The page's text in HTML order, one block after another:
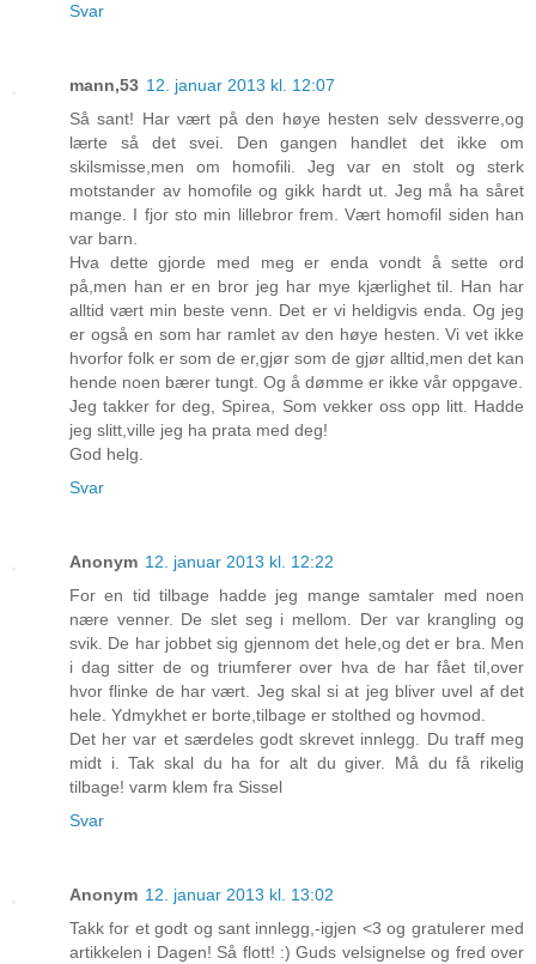
Svar
mann,53 12. januar 2013 kl. 12:07
Så sant! Har vært på den høye hesten selv dessverre,og
lærte så det svei. Den gangen handlet det ikke om
skilsmisse,men om homofili. Jeg var en stolt og sterk
motstander av homofile og gikk hardt ut. Jeg må ha såret
mange. I fjor sto min lillebror frem. Vært homofil siden han
var barn.
Hva dette gjorde med meg er enda vondt å sette ord
på,men han er en bror jeg har mye kjærlighet til. Han har
alltid vært min beste venn. Det er vi heldigvis enda. Og jeg
er også en som har ramlet av den høye hesten. Vi vet ikke
hvorfor folk er som de er,gjør som de gjør alltid,men det kan
hende noen bærer tungt. Og å dømme er ikke vår oppgave.
Jeg takker for deg, Spirea, Som vekker oss opp litt. Hadde
jeg slitt,ville jeg ha prata med deg!
God helg.
Svar
Anonym 12. januar 2013 kl. 12:22
For en tid tilbage hadde jeg mange samtaler med noen
nære venner. De slet seg i mellom. Der var krangling og
svik. De har jobbet sig gjennom det hele,og det er bra. Men
i dag sitter de og triumferer over hva de har fået til,over
hvor flinke de har vært. Jeg skal si at jeg bliver uvel af det
hele. Ydmykhet er borte,tilbage er stolthed og hovmod.
Det her var et særdeles godt skrevet innlegg. Du traff meg
midt i. Tak skal du ha for alt du giver. Må du få rikelig
tilbage! varm klem fra Sissel
Svar
Anonym 12. januar 2013 kl. 13:02
Takk for et godt og sant innlegg,-igjen <3 og gratulerer med
artikkelen i Dagen! Så flott! :) Guds velsignelse og fred over